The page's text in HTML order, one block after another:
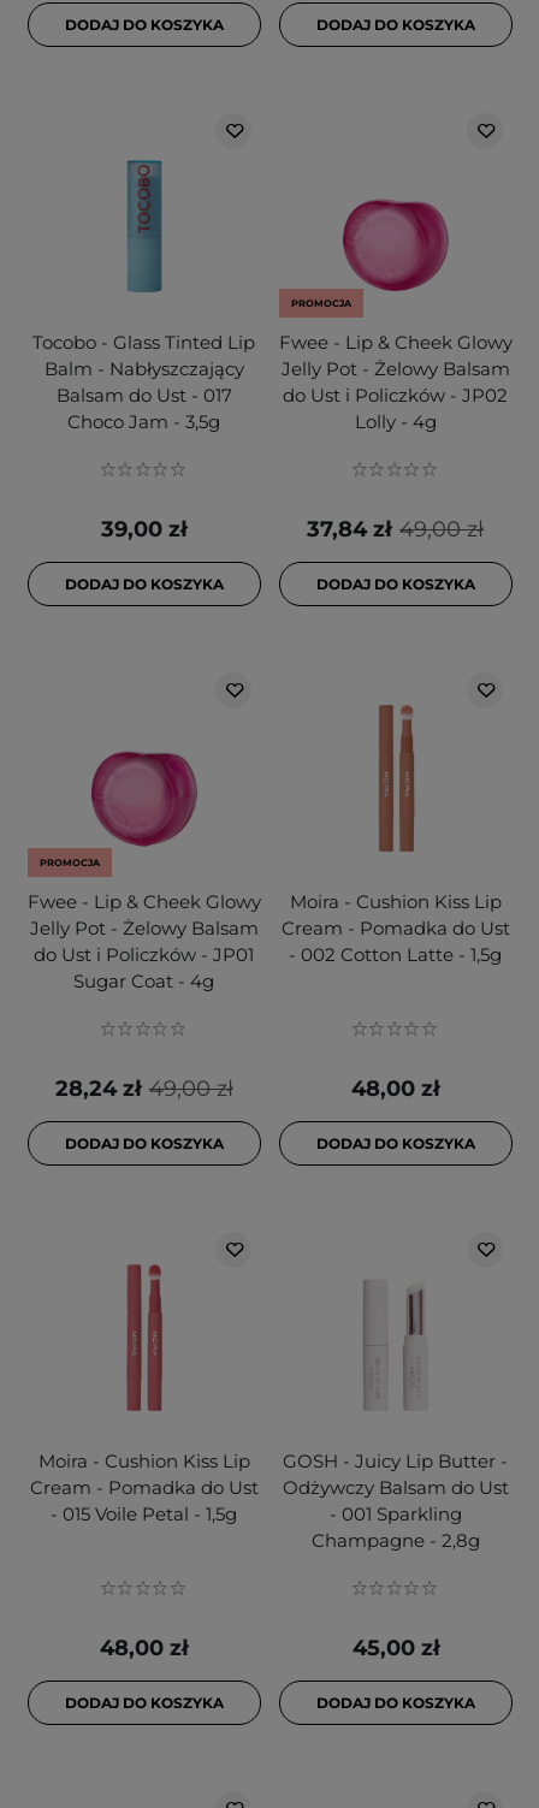
DODAJ DO KOSZYKA DODAJ DO KOSZYKA
Tocobo - Glass Tinted Lip
Balm - Nabłyszczający
Balsam do Ust - 017
Choco Jam - 3,5g
39,00 zł
DODAJ DO KOSZYKA
PROMOCJA
Fwee - Lip & Cheek Glowy
Jelly Pot - Żelowy Balsam
do Ust i Policzków - JP02
Lolly - 4g
49,00 zł
37,84 zł
DODAJ DO KOSZYKA
PROMOCJA
Fwee - Lip & Cheek Glowy
Jelly Pot - Żelowy Balsam
do Ust i Policzków - JP01
Sugar Coat - 4g
49,00 zł
28,24 zł
DODAJ DO KOSZYKA
Moira - Cushion Kiss Lip
Cream - Pomadka do Ust
- 002 Cotton Latte - 1,5g
48,00 zł
DODAJ DO KOSZYKA
Moira - Cushion Kiss Lip
Cream - Pomadka do Ust
- 015 Voile Petal - 1,5g
48,00 zł
DODAJ DO KOSZYKA
GOSH - Juicy Lip Butter -
Odżywczy Balsam do Ust
- 001 Sparkling
Champagne - 2,8g
45,00 zł
DODAJ DO KOSZYKA